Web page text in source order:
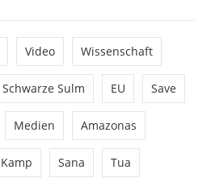
Video Wissenschaft
Schwarze Sulm EU Save
Medien Amazonas
Kamp Sana Tua